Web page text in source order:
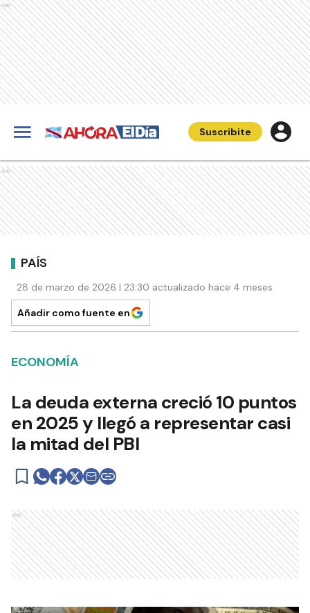
Ads
Suscribite
Ads
PAÍS
28 de marzo de 2026 | 23:30 actualizado hace 4 meses
Añadir como fuente en
ECONOMÍA
La deuda externa creció 10 puntos
en 2025 y llegó a representar casi
la mitad del PBI
Ads